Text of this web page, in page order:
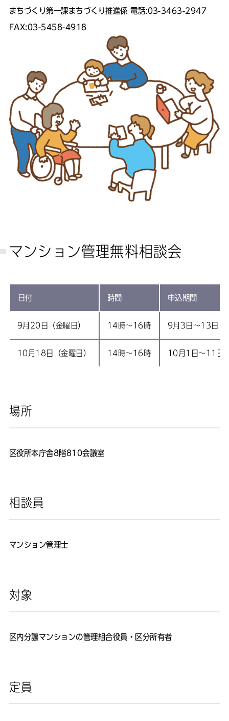
まちづくり第一課まちづくり推進係 電話:03-3463-2947
FAX:03-5458-4918
マンション管理無料相談会
日付 時間 申込期間
9月20日（金曜日） 14時～16時 9月3日～13日
10月18日（金曜日） 14時～16時 10月1日～11日
場所
区役所本庁舎8階810会議室
相談員
マンション管理士
対象
区内分譲マンションの管理組合役員・区分所有者
定員